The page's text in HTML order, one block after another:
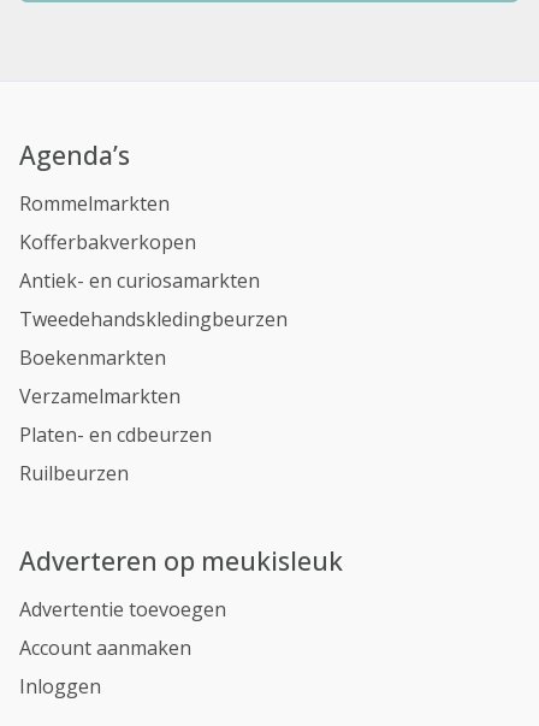
Agenda’s
Rommelmarkten
Kofferbakverkopen
Antiek- en curiosamarkten
Tweedehandskledingbeurzen
Boekenmarkten
Verzamelmarkten
Platen- en cdbeurzen
Ruilbeurzen
Adverteren op meukisleuk
Advertentie toevoegen
Account aanmaken
Inloggen